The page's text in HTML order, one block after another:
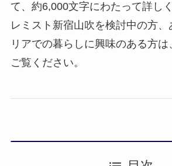
て、約6,000文字にわたって詳し
レミスト新宿山吹を検討中の方
リアでの暮らしに興味のある方
ご覧ください。